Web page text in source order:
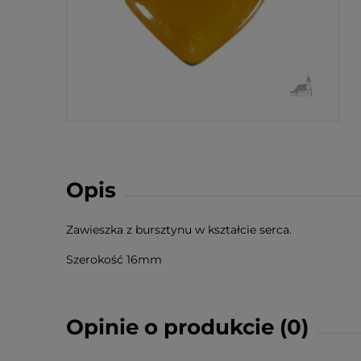
Opis
Zawieszka z bursztynu w kształcie serca.
Szerokość 16mm
Opinie o produkcie (0)